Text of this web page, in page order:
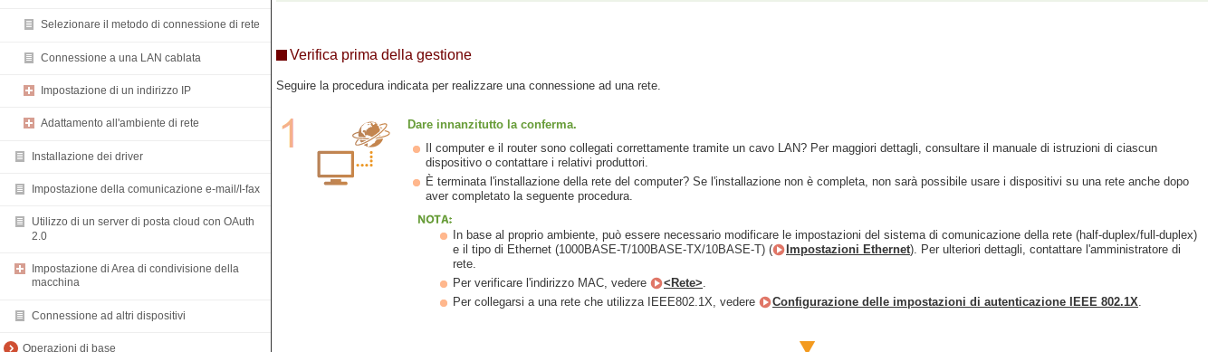
Selezionare il metodo di connessione di rete
Connessione a una LAN cablata
Impostazione di un indirizzo IP
Adattamento all'ambiente di rete
Installazione dei driver
Impostazione della comunicazione e-mail/I-fax
Utilizzo di un server di posta cloud con OAuth
2.0
Impostazione di Area di condivisione della
macchina
Connessione ad altri dispositivi
Operazioni di base
Verifica prima della gestione
Seguire la procedura indicata per realizzare una connessione ad una rete.
Dare innanzitutto la conferma.
Il computer e il router sono collegati correttamente tramite un cavo LAN? Per maggiori dettagli, consultare il manuale di istruzioni di ciascun
dispositivo o contattare i relativi produttori.
È terminata l'installazione della rete del computer? Se l'installazione non è completa, non sarà possibile usare i dispositivi su una rete anche dopo
aver completato la seguente procedura.
In base al proprio ambiente, può essere necessario modificare le impostazioni del sistema di comunicazione della rete (half-duplex/full-duplex)
e il tipo di Ethernet (1000BASE-T/100BASE-TX/10BASE-T) (
Impostazioni Ethernet). Per ulteriori dettagli, contattare l'amministratore di
rete.
Per verificare l'indirizzo MAC, vedere
<Rete>.
Per collegarsi a una rete che utilizza IEEE802.1X, vedere
Configurazione delle impostazioni di autenticazione IEEE 802.1X.